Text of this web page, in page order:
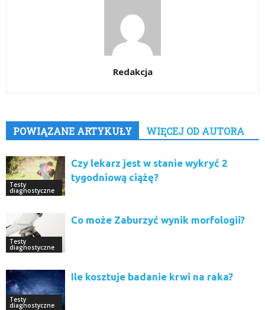
Redakcja
POWIĄZANE ARTYKUŁY WIĘCEJ OD AUTORA
Testy
diagnostyczne
Czy lekarz jest w stanie wykryć 2
tygodniową ciążę?
Testy
diagnostyczne
Co może Zaburzyć wynik morfologii?
Testy
diagnostyczne
Ile kosztuje badanie krwi na raka?